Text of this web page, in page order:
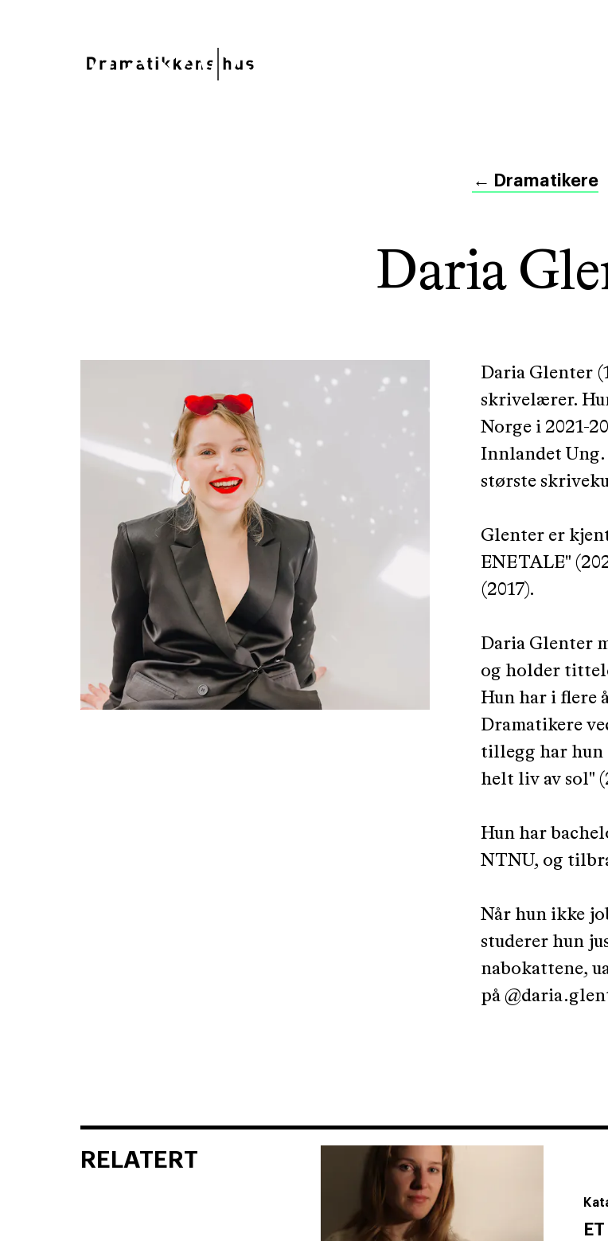
← Dramatikere
Daria
Daria Glenter
skrivelærer.
Norge i 2021-
Innlandet Ung.
største
Glenter er
ENETALE"
(2017).
Daria Glenter
og holder
Hun har i flere
Dramatikere
tillegg har hun
helt liv av sol"
Hun har
NTNU, og
Når hun ikke
studerer hun
nabokattene,
på
RELATERT